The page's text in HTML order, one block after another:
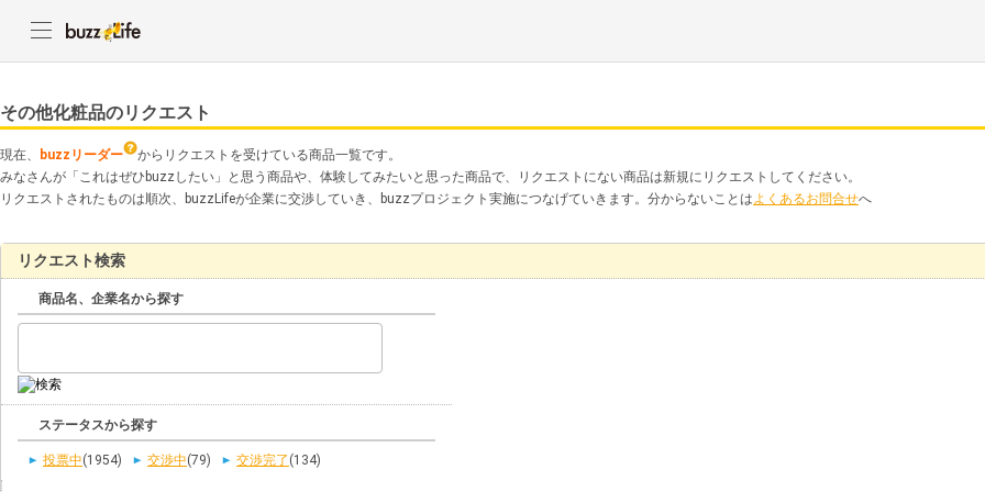
その他化粧品のリクエスト
現在、 buzzリーダー
からリクエストを受けている商品一覧です。
みなさんが「これはぜひbuzzしたい」と思う商品や、体験してみたいと思った商品で、リクエストにない商品は新規にリクエストしてください。
リクエストされたものは順次、buzzLifeが企業に交渉していき、buzzプロジェクト実施につなげていきます。分からないことはよくあるお問合せへ
リクエスト検索
商品名、企業名から探す
ステータスから探す
投票中(1954) 交渉中(79) 交渉完了 (134)